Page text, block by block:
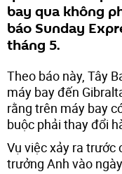
bay qua không
báo Sunday
tháng 5.
Theo báo này, Tây
máy bay đến
rằng trên máy bay
buộc phải thay đổi
Vụ việc xảy ra trước
trưởng Anh vào